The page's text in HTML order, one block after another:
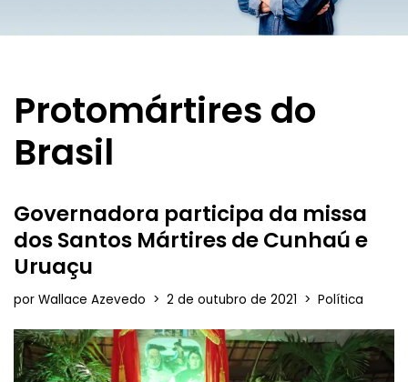
Protomártires do
Brasil
Governadora participa da missa
dos Santos Mártires de Cunhaú e
Uruaçu
por Wallace Azevedo 2 de outubro de 2021 Política